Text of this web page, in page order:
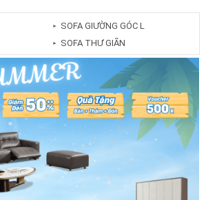
► SOFA GIƯỜNG GÓC L
► SOFA THƯ GIÃN